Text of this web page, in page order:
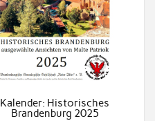
Kalender: Historisches
Brandenburg 2025